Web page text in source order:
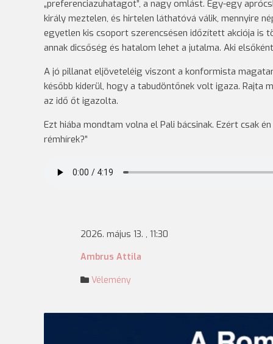
„preferenciazuhatagot”, a nagy omlást. Egy-egy
király meztelen, és hirtelen láthatóvá válik, mennyire
egyetlen kis csoport szerencsésen időzített akciója is
annak dicsőség és hatalom lehet a jutalma. Aki
A jó pillanat eljöveteléig viszont a konformista
később kiderül, hogy a tabudöntőnek volt igaza. Rajta
az idő őt igazolta.
Ezt hiába mondtam volna el Pali bácsinak. Ezért csak
rémhírek?”
2026. május 13. , 11:30
Ambrus Attila
Vélemény